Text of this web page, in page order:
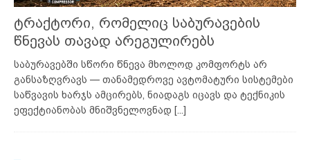
ტრაქტორი, რომელიც საბურავების
წნევას თავად არეგულირებს
საბურავებში სწორი წნევა მხოლოდ კომფორტს არ
განსაზღვრავს — თანამედროვე ავტომატური სისტემები
საწვავის ხარჯს ამცირებს, ნიადაგს იცავს და ტექნიკის
ეფექტიანობას მნიშვნელოვნად [...]